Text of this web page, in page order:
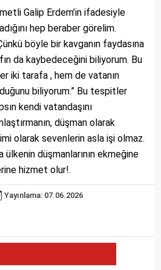
Galip Erdem’in ifadesiyle
hep beraber görelim.
böyle bir kavganın faydasına
da kaybedeceğini biliyorum. Bu
iki tarafa , hem de vatanın
biliyorum.” Bu tespitler
kendi vatandaşını
düşman olarak
olarak sevenlerin asla işi olmaz.
düşmanlarının ekmeğine
hizmet olur!.
Yayınlama: 07.06.2026